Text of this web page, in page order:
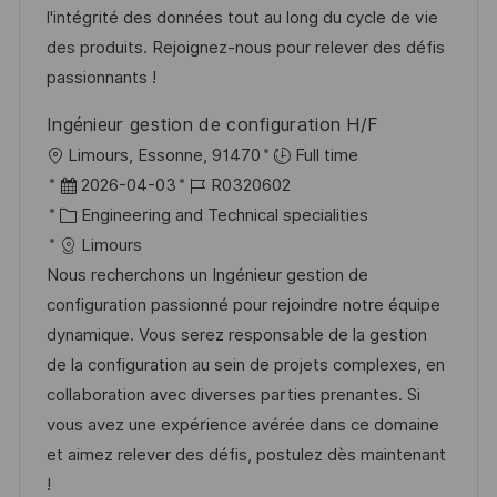
n
g
r
V
e
ö
f
f
e
n
t
l
i
c
h
u
n
r
i
e
l'intégrité des données tout au long du cycle de vie
des produits. Rejoignez-nous pour relever des défis
passionnants !
Ingénieur gestion de configuration H/F
O
r
t
Limours, Essonne, 91470
Full time
D
a
t
u
m
d
e
r
V
e
2026-04-03
J
o
-
I
D
R0320602
K
a
t
e
g
o
r
i
e
Engineering and Technical specialities
Limours
Nous recherchons un Ingénieur gestion de
configuration passionné pour rejoindre notre équipe
dynamique. Vous serez responsable de la gestion
de la configuration au sein de projets complexes, en
collaboration avec diverses parties prenantes. Si
vous avez une expérience avérée dans ce domaine
et aimez relever des défis, postulez dès maintenant
!